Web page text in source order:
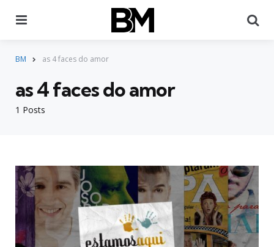
BM as 4 faces do amor
1 Posts
as 4 faces do amor